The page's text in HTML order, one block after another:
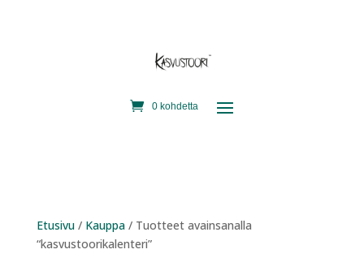
0 kohdetta
Etusivu/ Kauppa/ Tuotteet avainsanalla
“kasvustoorikalenteri”